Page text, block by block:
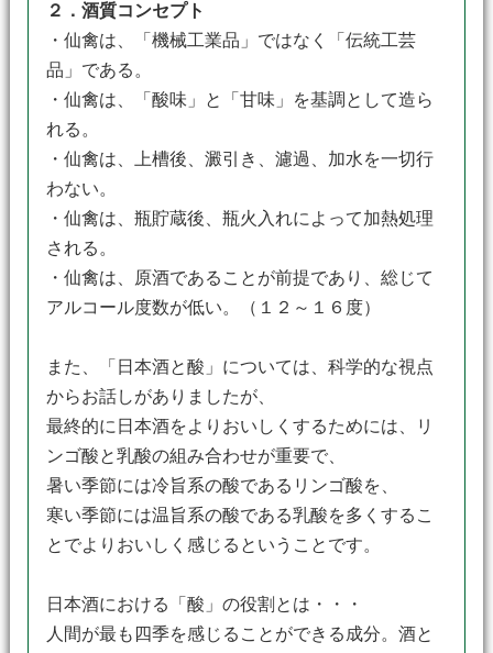
２．酒質コンセプト
・仙禽は、「機械工業品」ではなく「伝統工芸
品」である。
・仙禽は、「酸味」と「甘味」を基調として造ら
れる。
・仙禽は、上槽後、澱引き、濾過、加水を一切行
わない。
・仙禽は、瓶貯蔵後、瓶火入れによって加熱処理
される。
・仙禽は、原酒であることが前提であり、総じて
アルコール度数が低い。（１２～１６度）
また、「日本酒と酸」については、科学的な視点
からお話しがありましたが、
最終的に日本酒をよりおいしくするためには、リ
ンゴ酸と乳酸の組み合わせが重要で、
暑い季節には冷旨系の酸であるリンゴ酸を、
寒い季節には温旨系の酸である乳酸を多くするこ
とでよりおいしく感じるということです。
日本酒における「酸」の役割とは・・・
人間が最も四季を感じることができる成分。酒と